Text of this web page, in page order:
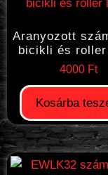
Aranyozott
bicikli és
4000 Ft
Kosárba